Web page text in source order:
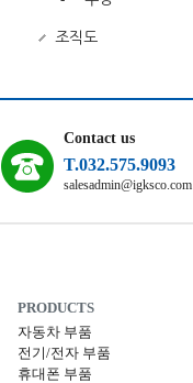
조직도
Contact us
T.032.575.9093
salesadmin@igksco.com
PRODUCTS
자동차 부품
전기/전자 부품
휴대폰 부품